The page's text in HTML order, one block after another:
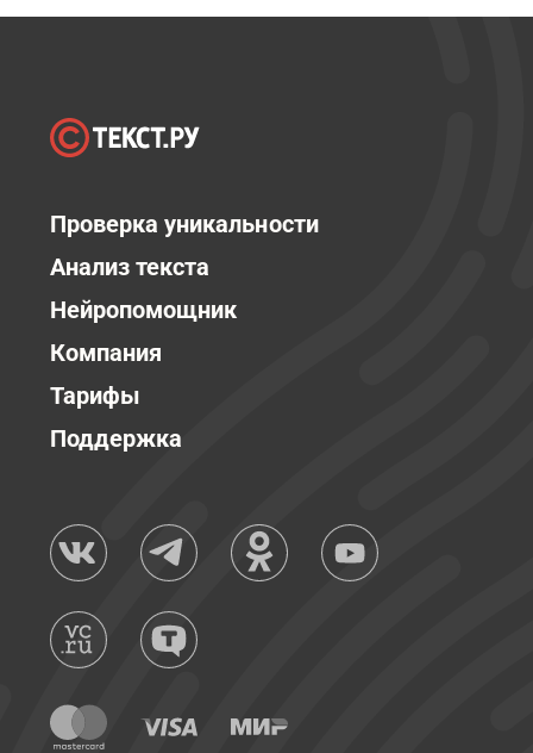
Проверка уникальности
Анализ текста
Нейропомощник
Компания
Тарифы
Поддержка